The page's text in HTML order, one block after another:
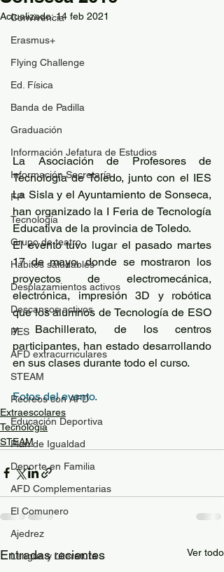
Convivencia
Erasmus+
Flying Challenge
Ed. Física
Banda de Padilla
Graduación
Información Jefatura de Estudios
Información Secretaría
FP
Tecnología
Grupo de teatro
Hábitos saludables
Desplazamientos activos
Descansos activos
PES
AFD extracurriculares
STEAM
Recreos con AFD
Educación Deportiva
Plan de Igualdad
Deporte en Familia
AFD Complementarias
El Comunero
Ajedrez
Lengua y Literatura
Actualizado:14 feb 2021
La Asociación de Profesores de
Tecnología de Toledo, junto con el IES
La Sisla y el Ayuntamiento de Sonseca,
han organizado la I Feria de Tecnología
Educativa de la provincia de Toledo.
El evento tuvo lugar el pasado martes
17 de mayo, donde se mostraron los
proyectos de electromecánica,
electrónica, impresión 3D y robótica
que los alumnos de Tecnología de ESO
y Bachillerato, de los centros
participantes, han estado desarrollando
en sus clases durante todo el curso.
Fotos del evento.
Extraescolares
Tecnología
STEAM
Entradas recientes Ver todo